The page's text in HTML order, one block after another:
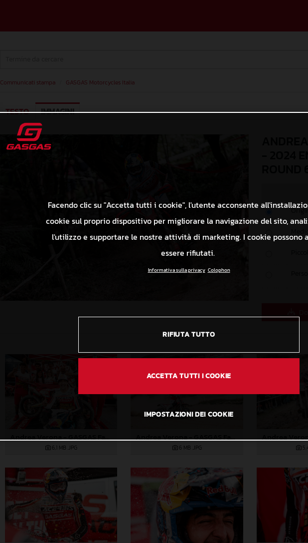
Communicati stampa GASGAS Motorcycles Italia
TESTO IMMAGINI
- 2024
Andrea Verona - GASGAS Factory Racing - 2024 EnduroGP World Championship - Round 6, Wales
6,1 MB .JPG
Andrea Verona - GASGAS Factory Racing - 2024 EnduroGP World Championship - Round 6, Wales
6 MB .JPG
Facendo clic su "Accetta tutti i cookie", l'utente acconsente
cookie sul proprio dispositivo per migliorare la navigazione del sito,
l'utilizzo e supportare le nostre attività di marketing. I cookie possono
essere rifiutati.
Informativa sulla privacy Colophon
RIFIUTA TUTTO
ACCETTA TUTTI I COOKIE
IMPOSTAZIONI DEI COOKIE